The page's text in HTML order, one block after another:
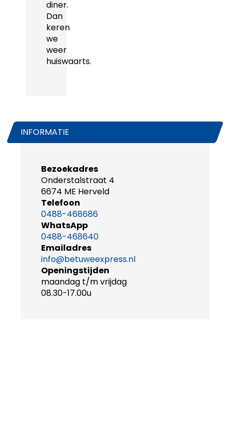
diner.
Dan
keren
we
weer
huiswaarts.
INFORMATIE
Bezoekadres
Onderstalstraat 4
6674 ME Herveld
Telefoon
0488-468686
WhatsApp
0488-468640
Emailadres
info@betuweexpress.nl
Openingstijden
maandag t/m vrijdag
08.30-17.00u